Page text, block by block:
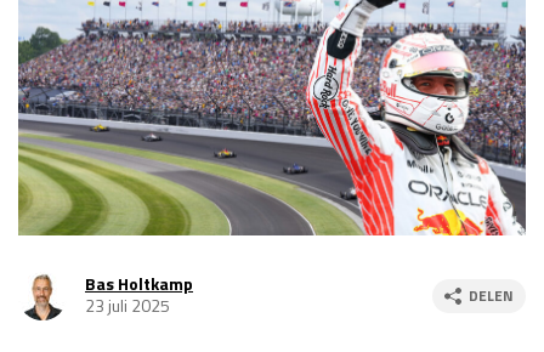
Kwalificatie
vr 14:00 - 15:00
Race
za 13:00 - 15:00
Kwalificatie
za 15:00 - 16:00
Race
zo 14:00 - 16:00
GP VERENIGDE STATEN 2026 23 - 25 okt
GP SÃO PAULO 2026 06 - 08 nov
Bas Holtkamp
23 juli 2025
DELEN